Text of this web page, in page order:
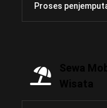
Proses